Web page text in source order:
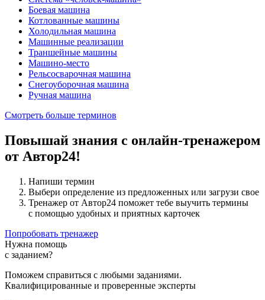
Боевая машина
Котлованные машины
Холодильная машина
Машинные реализации
Траншейные машины
Машино-место
Рельсосварочная машина
Снегоуборочная машина
Ручная машина
Смотреть больше терминов
Повышай знания с онлайн-тренажером
от Автор24!
Напиши термин
Выбери определение из предложенных или загрузи свое
Тренажер от Автор24 поможет тебе выучить термины
с помощью удобных и приятных карточек
Попробовать тренажер
Нужна помощь
с заданием?
Поможем справиться с любыми заданиями.
Квалифицированные и проверенные эксперты